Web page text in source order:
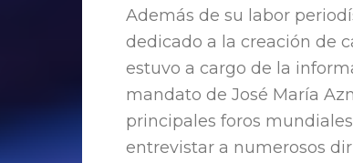
Además de su labor
dedicado a la creación de
estuvo a cargo de la
mandato de José María
principales foros
entrevistar a numerosos